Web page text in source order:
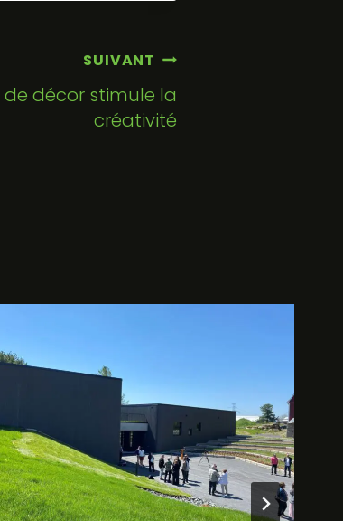
SUIVANT
décor stimule la
créativité